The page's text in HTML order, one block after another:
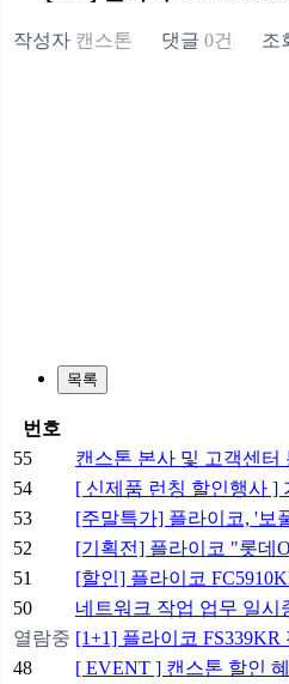
작성자 캔스톤 댓글 0건 조
목록
번호
55
캔스톤 본사 및 고객센터
54
[ 신제품 런칭 할인행사 ]
53
[주말특가] 플라이코, '보
52
[기획전] 플라이코 "롯데
51
[할인] 플라이코
50
네트워크 작업 업무 일시
열람중 [1+1] 플라이코
48
[ EVENT ] 캔스톤 할인